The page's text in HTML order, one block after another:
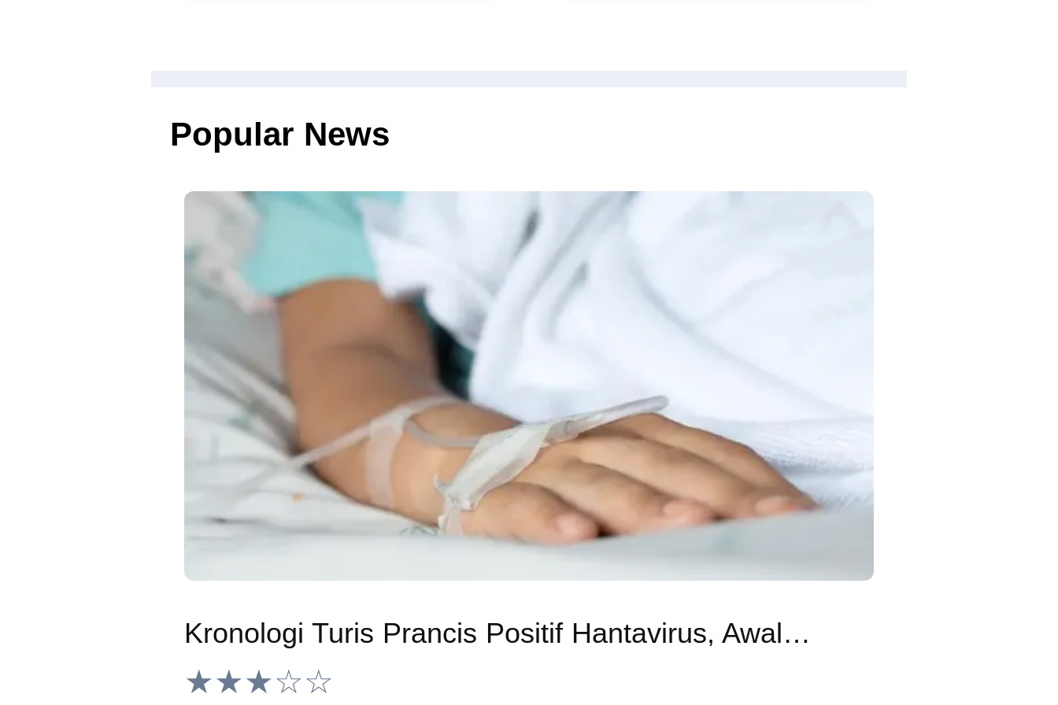
Popular News
Kronologi Turis Prancis Positif Hantavirus, Awalnya Keluhkan Gejala Ini
★★★☆☆